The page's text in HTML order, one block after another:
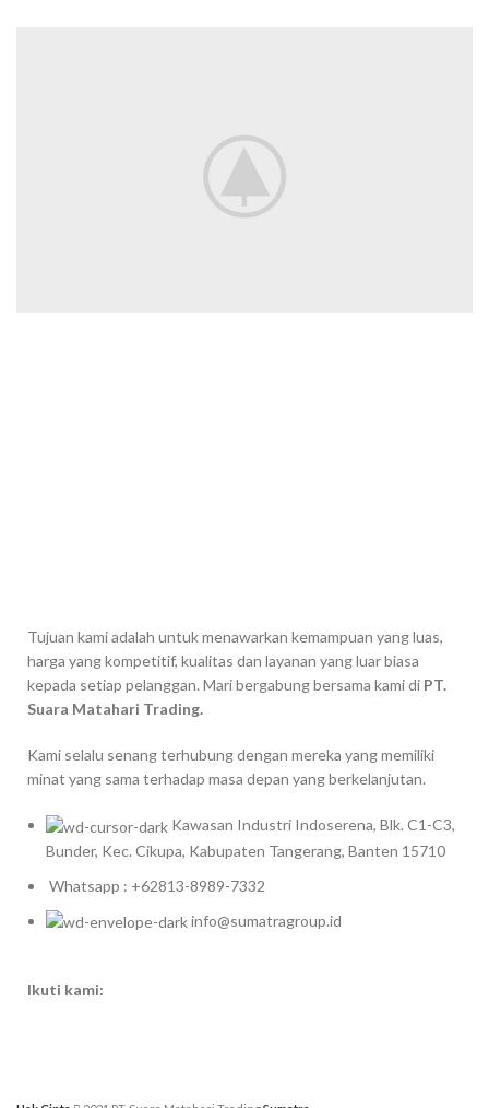
Tujuan kami adalah untuk menawarkan kemampuan yang luas,
harga yang kompetitif, kualitas dan layanan yang luar biasa
kepada setiap pelanggan. Mari bergabung bersama kami di PT.
Suara Matahari Trading.
Kami selalu senang terhubung dengan mereka yang memiliki
minat yang sama terhadap masa depan yang berkelanjutan.
Kawasan Industri Indoserena, Blk. C1-C3,
Bunder, Kec. Cikupa, Kabupaten Tangerang, Banten 15710
Whatsapp : +62813-8989-7332
info@sumatragroup.id
Ikuti kami: